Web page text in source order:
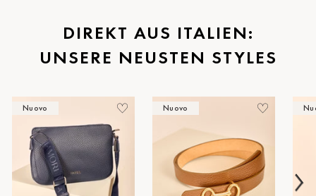
St.Pölten
Staufen
Timmendorf
Tulln
Tuttlingen
DIREKT AUS ITALIEN:
UNSERE NEUSTEN STYLES
Nuovo Nuovo